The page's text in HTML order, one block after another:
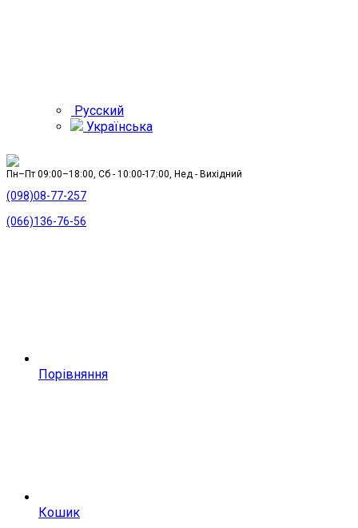
Русский
Українська
Пн–Пт 09:00–18:00, Сб - 10:00-17:00, Нед - Вихідний
(098)08-77-257
(066)136-76-56
Порівняння
Кошик